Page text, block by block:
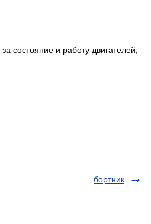
за состояние и работу двигателей
бортник